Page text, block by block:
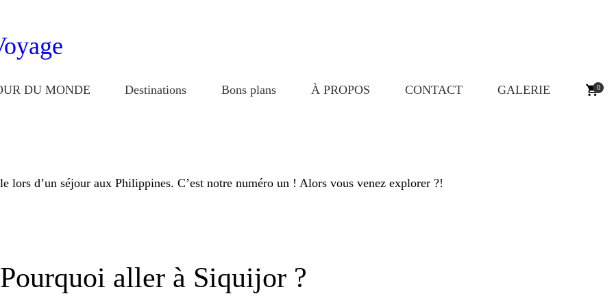
DU MONDE Destinations Bons plans À PROPOS CONTACT GALERIE 0
TOUR DU MONDE
Destinations
CONTACT
lors d’un séjour aux Philippines. C’est notre numéro un ! Alors vous venez explorer ?!
Pourquoi aller à Siquijor ?